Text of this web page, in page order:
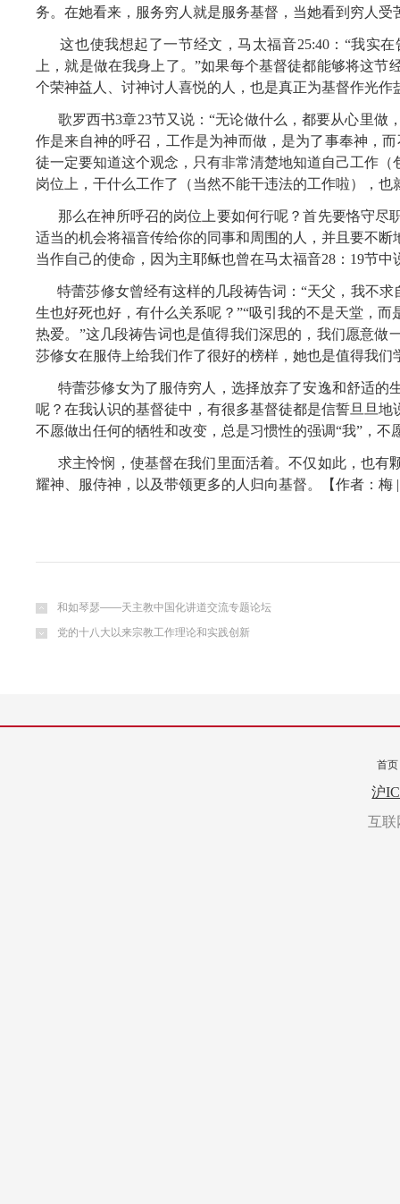
务。在她看来，服务穷人就是服务基督，当她看到穷人
这也使我想起了一节经文，马太福音25:40：“我实
上，就是做在我身上了。”如果每个基督徒都能够将这
个荣神益人、讨神讨人喜悦的人，也是真正为基督作光作
歌罗西书3章23节又说：“无论做什么，都要从心里做
作是来自神的呼召，工作是为神而做，是为了事奉神，
徒一定要知道这个观念，只有非常清楚地知道自己工作
岗位上，干什么工作了（当然不能干违法的工作啦），
那么在神所呼召的岗位上要如何行呢？首先要恪守
适当的机会将福音传给你的同事和周围的人，并且要不
当作自己的使命，因为主耶稣也曾在马太福音28：19节
特蕾莎修女曾经有这样的几段祷告词：“天父，我不
生也好死也好，有什么关系呢？”“吸引我的不是天堂，
热爱。”这几段祷告词也是值得我们深思的，我们愿意
莎修女在服侍上给我们作了很好的榜样，她也是值得我们
特蕾莎修女为了服侍穷人，选择放弃了安逸和舒适
呢？在我认识的基督徒中，有很多基督徒都是信誓旦旦
不愿做出任何的牺牲和改变，总是习惯性的强调“我”，不
求主怜悯，使基督在我们里面活着。不仅如此，也
耀神、服侍神，以及带领更多的人归向基督。【作者：梅
和如琴瑟——天主教中国化讲道交流专题论坛
党的十八大以来宗教工作理论和实践创新
首页
转
沪
互联